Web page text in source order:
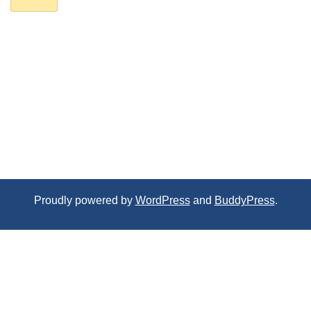
Proudly powered by WordPressand BuddyPress.